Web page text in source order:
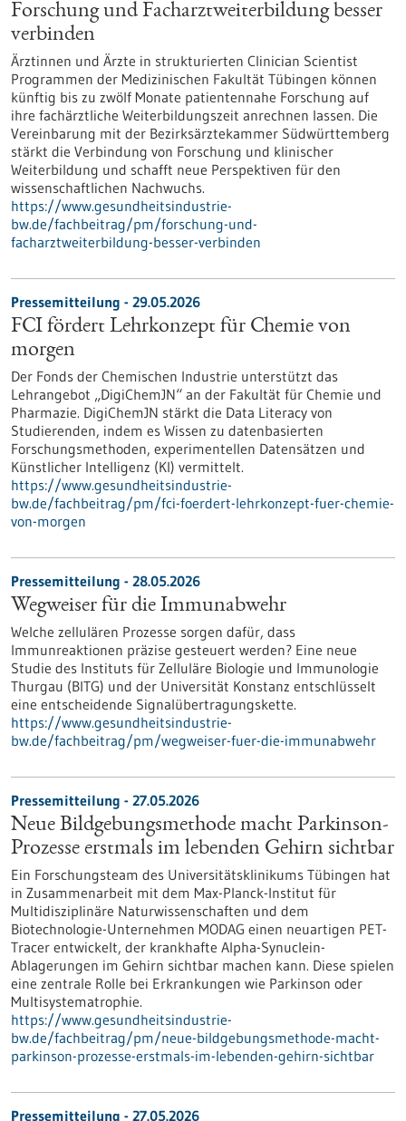
Forschung und Facharztweiterbildung besser
verbinden
Ärztinnen und Ärzte in strukturierten Clinician Scientist
Programmen der Medizinischen Fakultät Tübingen können
künftig bis zu zwölf Monate patientennahe Forschung auf
ihre fachärztliche Weiterbildungszeit anrechnen lassen. Die
Vereinbarung mit der Bezirksärztekammer Südwürttemberg
stärkt die Verbindung von Forschung und klinischer
Weiterbildung und schafft neue Perspektiven für den
wissenschaftlichen Nachwuchs.
https://www.gesundheitsindustrie-
bw.de/fachbeitrag/pm/forschung-und-
facharztweiterbildung-besser-verbinden
Pressemitteilung - 29.05.2026
FCI fördert Lehrkonzept für Chemie von
morgen
Der Fonds der Chemischen Industrie unterstützt das
Lehrangebot „DigiChemJN“ an der Fakultät für Chemie und
Pharmazie. DigiChemJN stärkt die Data Literacy von
Studierenden, indem es Wissen zu datenbasierten
Forschungsmethoden, experimentellen Datensätzen und
Künstlicher Intelligenz (KI) vermittelt.
https://www.gesundheitsindustrie-
bw.de/fachbeitrag/pm/fci-foerdert-lehrkonzept-fuer-chemie-
von-morgen
Pressemitteilung - 28.05.2026
Wegweiser für die Immunabwehr
Welche zellulären Prozesse sorgen dafür, dass
Immunreaktionen präzise gesteuert werden? Eine neue
Studie des Instituts für Zelluläre Biologie und Immunologie
Thurgau (BITG) und der Universität Konstanz entschlüsselt
eine entscheidende Signalübertragungskette.
https://www.gesundheitsindustrie-
bw.de/fachbeitrag/pm/wegweiser-fuer-die-immunabwehr
Pressemitteilung - 27.05.2026
Neue Bildgebungsmethode macht Parkinson-
Prozesse erstmals im lebenden Gehirn sichtbar
Ein Forschungsteam des Universitätsklinikums Tübingen hat
in Zusammenarbeit mit dem Max-Planck-Institut für
Multidisziplinäre Naturwissenschaften und dem
Biotechnologie-Unternehmen MODAG einen neuartigen PET-
Tracer entwickelt, der krankhafte Alpha-Synuclein-
Ablagerungen im Gehirn sichtbar machen kann. Diese spielen
eine zentrale Rolle bei Erkrankungen wie Parkinson oder
Multisystematrophie.
https://www.gesundheitsindustrie-
bw.de/fachbeitrag/pm/neue-bildgebungsmethode-macht-
parkinson-prozesse-erstmals-im-lebenden-gehirn-sichtbar
Pressemitteilung - 27.05.2026